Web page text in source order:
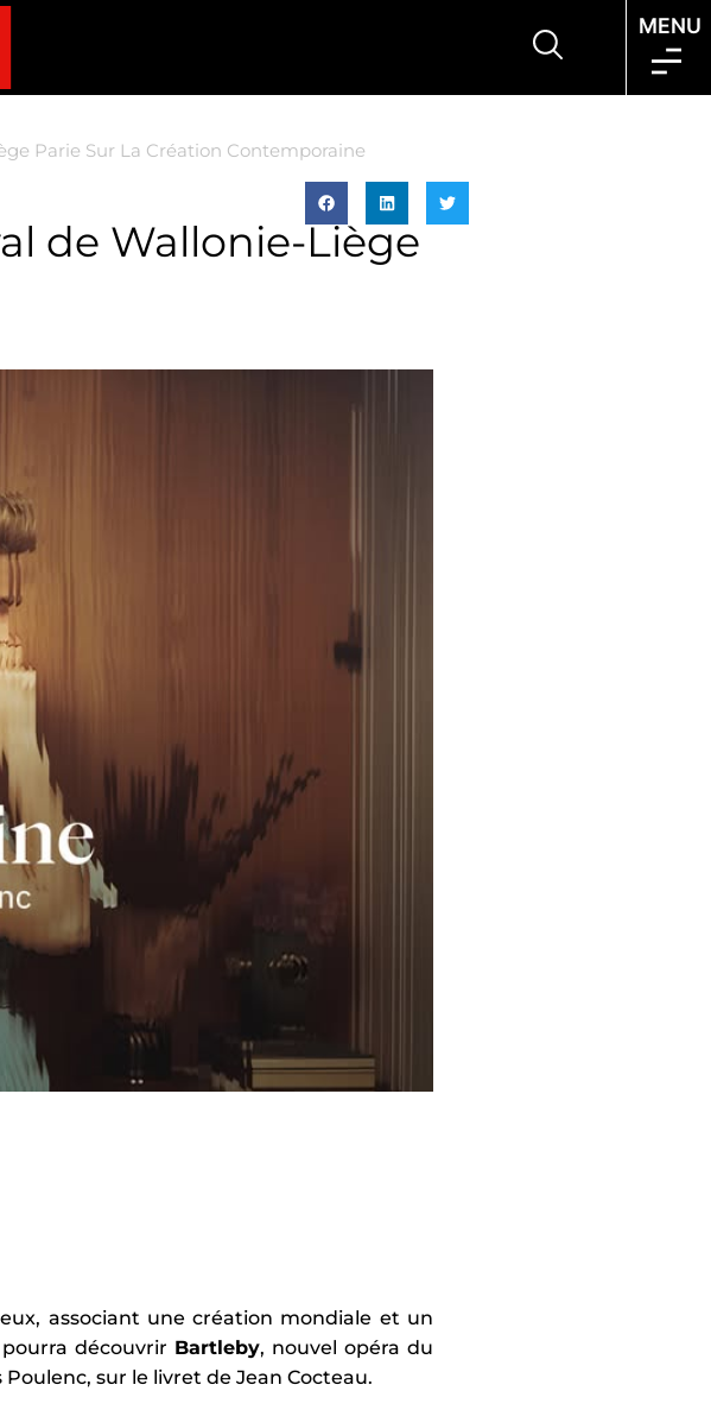
MENU
Parie Sur La Création Contemporaine
de Wallonie-Liège
associant une création mondiale et un
découvrir Bartleby, nouvel opéra du
Poulenc, sur le livret de Jean Cocteau.